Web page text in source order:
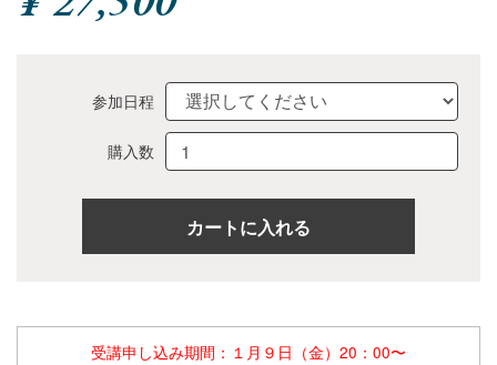
参加日程
購入数
受講申し込み期間：１月９日（金）20：00〜